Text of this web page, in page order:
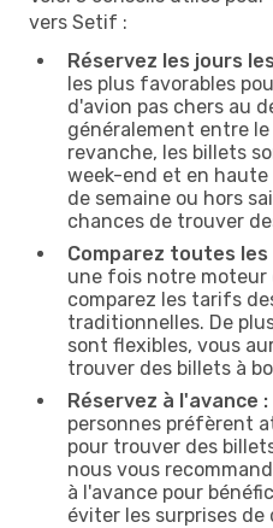
vers Setif :
Réservez les jours
les plus favorables
d'avion pas chers au
généralement entre
revanche, les billets
week-end et en haute
de semaine ou hors
chances de trouver
Comparez toutes
une fois notre moteur
comparez les tarifs
traditionnelles. De
sont flexibles, vous
trouver des billets à
Réservez à l'avance :
personnes préfèrent
pour trouver des
nous vous
à l'avance pour
éviter les surprises